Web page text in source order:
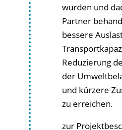
wurden und
Partner
bessere
Reduzierung
der
und kürzere
zu erreichen.
zur